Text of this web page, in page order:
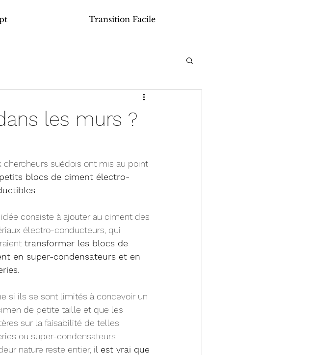
Transition Facile
les murs ?
chercheurs suédois ont mis au point
blocs de ciment électro-
idée consiste à ajouter au ciment des
électro-conducteurs, qui
transformer les blocs de
en super-condensateurs et en
si ils se sont limités à concevoir un
de petite taille et que les
sur la faisabilité de telles
ou super-condensateurs
nature reste entier, il est vrai que